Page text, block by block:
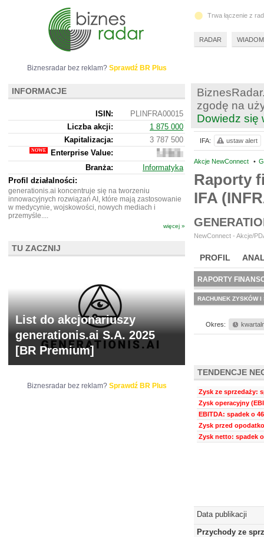
zgodę na
Dowiedz się
Akcje NewConnect •
Raporty
IFA
NewConnect - Akcje/
PROFIL
BR LAB
RAPORTY
RACHUNEK ZYSKÓW I
Okres:
TENDENCJE
Zysk ze sprzedaży:
Zysk operacyjny
EBITDA: spadek o
Zysk przed
Zysk netto: spadek o
Data publikacji
Przychody ze
IFA: ustaw alert
Biznesradar bez reklam? Sprawdź BR Plus
INFORMACJE
ISIN:
PLINFRA00015
Liczba akcji:
1 875 000
Kapitalizacja:
3 787 500
Enterprise Value:
3
562
500
Branża:
Informatyka
Profil działalności:
generationis.ai koncentruje się na tworzeniu
innowacyjnych rozwiązań AI, które mają zastosowanie
w medycynie, wojskowości, nowych mediach i
przemyśle....
więcej »
TU ZACZNIJ
List do akcjonariuszy
generationis.ai S.A. 2025
[BR Premium]
Biznesradar bez reklam? Sprawdź BR Plus
Trwa łączenie z
RADAR